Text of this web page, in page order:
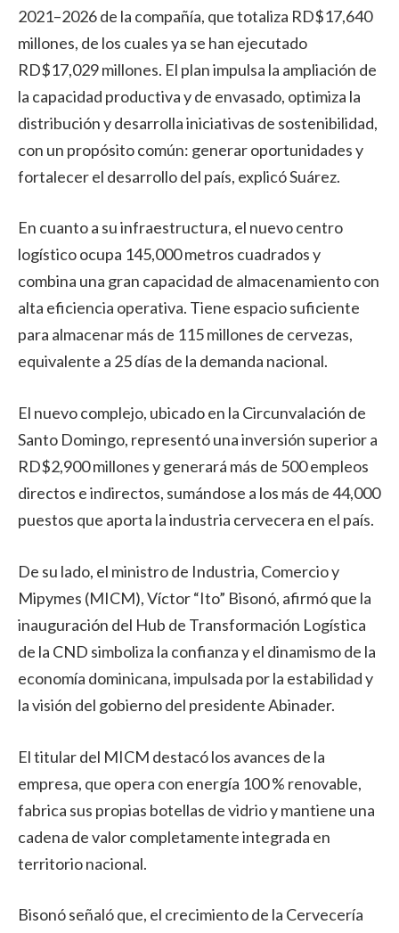
2021–2026 de la compañía, que totaliza RD$17,640
millones, de los cuales ya se han ejecutado
RD$17,029 millones. El plan impulsa la ampliación de
la capacidad productiva y de envasado, optimiza la
distribución y desarrolla iniciativas de sostenibilidad,
con un propósito común: generar oportunidades y
fortalecer el desarrollo del país, explicó Suárez.
En cuanto a su infraestructura, el nuevo centro
logístico ocupa 145,000 metros cuadrados y
combina una gran capacidad de almacenamiento con
alta eficiencia operativa. Tiene espacio suficiente
para almacenar más de 115 millones de cervezas,
equivalente a 25 días de la demanda nacional.
El nuevo complejo, ubicado en la Circunvalación de
Santo Domingo, representó una inversión superior a
RD$2,900 millones y generará más de 500 empleos
directos e indirectos, sumándose a los más de 44,000
puestos que aporta la industria cervecera en el país.
De su lado, el ministro de Industria, Comercio y
Mipymes (MICM), Víctor “Ito” Bisonó, afirmó que la
inauguración del Hub de Transformación Logística
de la CND simboliza la confianza y el dinamismo de la
economía dominicana, impulsada por la estabilidad y
la visión del gobierno del presidente Abinader.
El titular del MICM destacó los avances de la
empresa, que opera con energía 100 % renovable,
fabrica sus propias botellas de vidrio y mantiene una
cadena de valor completamente integrada en
territorio nacional.
Bisonó señaló que, el crecimiento de la Cervecería